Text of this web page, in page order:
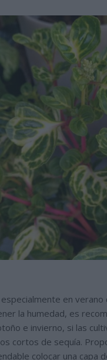
en
la humedad, es
e invierno, si las
cortos de sequía.
colocar una